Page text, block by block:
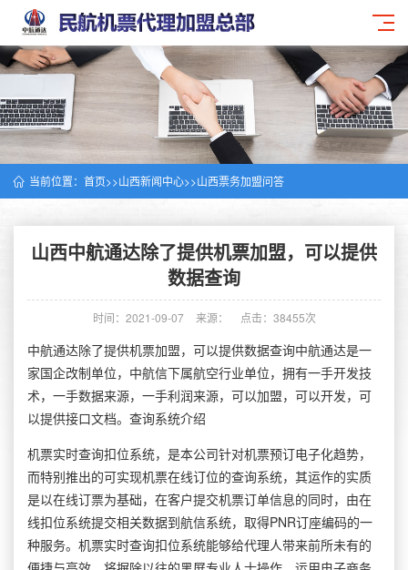
当前位置： 首页>>山西新闻中心>>山西票务加盟问答
山西中航通达除了提供机票加盟，可以提供
数据查询
时间：2021-09-07 来源： 点击：38455次
中航通达除了提供机票加盟，可以提供数据查询中航通达是一
家国企改制单位，中航信下属航空行业单位，拥有一手开发技
术，一手数据来源，一手利润来源，可以加盟，可以开发，可
以提供接口文档。查询系统介绍
机票实时查询扣位系统，是本公司针对机票预订电子化趋势，
而特别推出的可实现机票在线订位的查询系统，其运作的实质
是以在线订票为基础，在客户提交机票订单信息的同时，由在
线扣位系统提交相关数据到航信系统，取得PNR订座编码的一
种服务。机票实时查询扣位系统能够给代理人带来前所未有的